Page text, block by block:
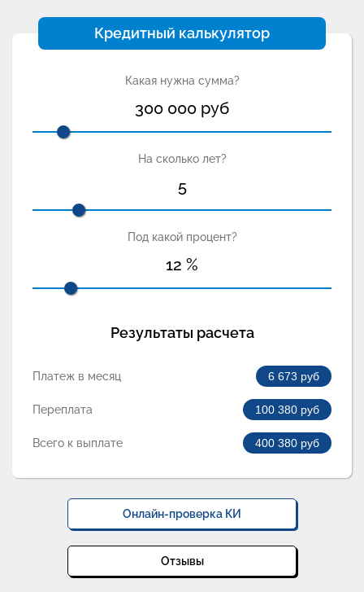
Кредитный калькулятор
Какая нужна сумма?
300 000 руб
На сколько лет?
5
Под какой процент?
12 %
Результаты расчета
Платеж в месяц 6 673 руб
Переплата 100 380 руб
Всего к выплате 400 380 руб
Онлайн-проверка КИ
Отзывы